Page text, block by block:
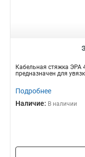
Кабельная стяжка ЭРА
предназначен для
Подробнее
Наличие: В наличии